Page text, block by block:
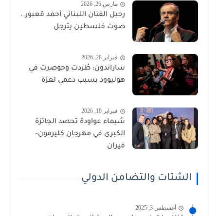
مارس 26, 2026
رحيل الفنان اللبناني أحمد قعبور..
صوت فلسطين يترجل
فبراير 28, 2026
ساراندون: طُردت وحوصرت في
هوليوود بسبب دعمي لغزة
فبراير 10, 2026
شيماء عواودة تحصد الجائزة
الكبرى في مهرجان كليرمون-
فيران
الشتات والتضامن الدولي
أغسطس 3, 2025